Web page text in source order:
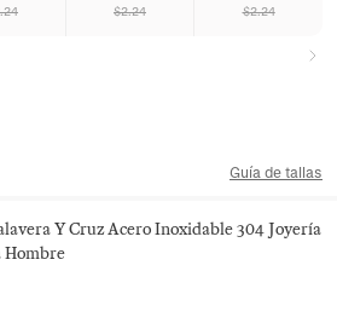
$2.24 $2.24
Guía de tallas
Y Cruz Acero Inoxidable 304 Joyería
Hombre